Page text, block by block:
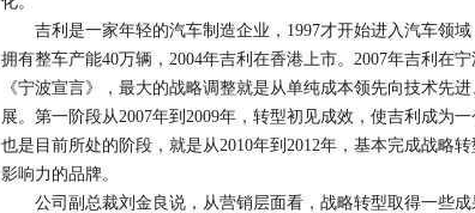
吉利是一家年轻的汽车制造企业，1997才开始进入汽车领域
拥有整车产能40万辆，2004年吉利在香港上市。2007年吉利在
《宁波宣言》，最大的战略调整就是从单纯成本领先向技术先
展。第一阶段从2007年到2009年，转型初见成效，使吉利成为
也是目前所处的阶段，就是从2010年到2012年，基本完成战略
影响力的品牌。
公司副总裁刘金良说，从营销层面看，战略转型取得一些成